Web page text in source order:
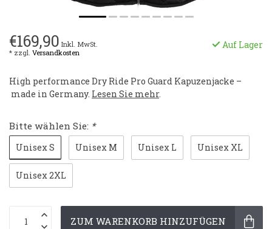
€169,90 Inkl. MwSt.
* zzgl. Versandkosten
Auf Lager
High performance Dry Ride Pro Guard Kapuzenjacke –
made in Germany. Lesen Sie mehr.
Bitte wählen Sie: *
Unisex S Unisex M Unisex L Unisex XL
Unisex 2XL
ZUM WARENKORB HINZUFÜGEN